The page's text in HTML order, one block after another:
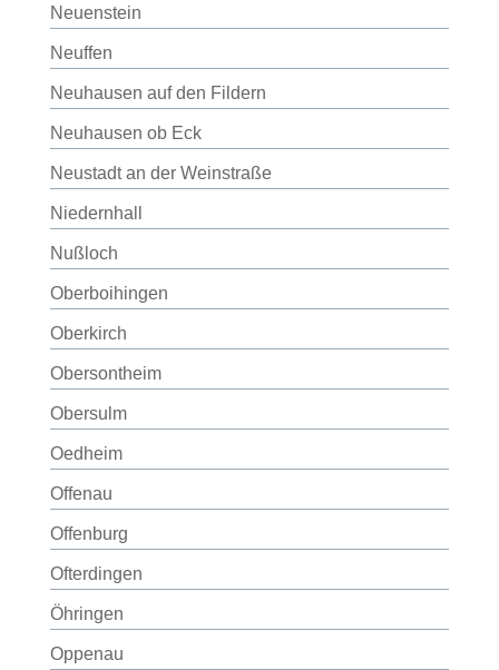
Neuenstein
Neuffen
Neuhausen auf den Fildern
Neuhausen ob Eck
Neustadt an der Weinstraße
Niedernhall
Nußloch
Oberboihingen
Oberkirch
Obersontheim
Obersulm
Oedheim
Offenau
Offenburg
Ofterdingen
Öhringen
Oppenau